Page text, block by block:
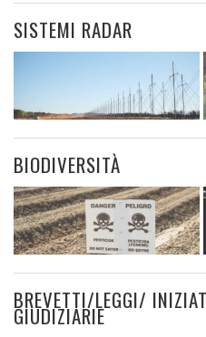
SISTEMI RADAR
BIODIVERSITÀ
BREVETTI/LEGGI/
GIUDIZIARIE